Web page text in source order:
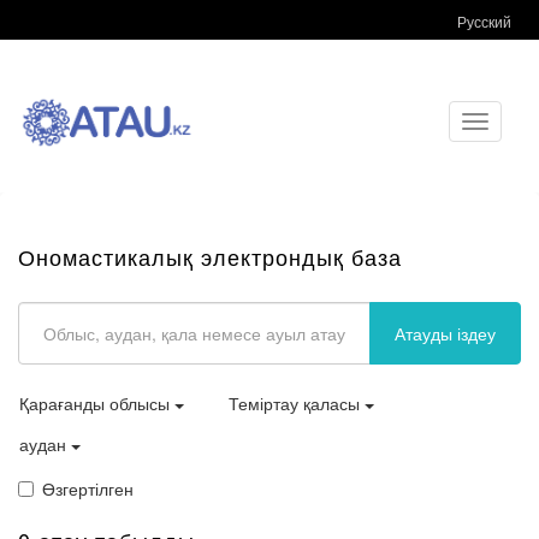
Русский
Toggle
Ономастикалық электрондық база
Атауды іздеу
Қарағанды облысы
Теміртау қаласы
аудан
Өзгертілген